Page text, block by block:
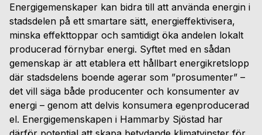
Energigemenskaper kan bidra till att använda energin i
stadsdelen på ett smartare sätt, energieffektivisera,
minska effekttoppar och samtidigt öka andelen lokalt
producerad förnybar energi. Syftet med en sådan
gemenskap är att etablera ett hållbart energikretslopp
där stadsdelens boende agerar som ”prosumenter” –
det vill säga både producenter och konsumenter av
energi – genom att delvis konsumera egenproducerad
el. Energigemenskapen i Hammarby Sjöstad har